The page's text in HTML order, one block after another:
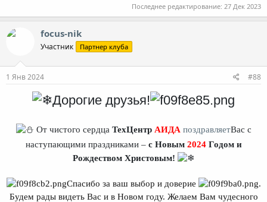
Последнее редактирование: 27 Дек 2023
focus-nik
Участник Партнер клуба
1 Янв 2024 #88
Дорогие друзья!
От чистого сердца ТехЦентр АИДА поздравляетВас с
наступающими праздниками – с Новым 2024 Годом и
Рождеством Христовым!
Спасибо за ваш выбор и доверие
.
Будем рады видеть Вас и в Новом году. Желаем Вам чудесного